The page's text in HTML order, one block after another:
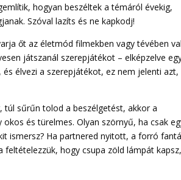
hogyan beszéltek a témáról évekig,
Szóval lazíts és ne kapkodj!
őt az életmód filmekben vagy tévében
játszanál szerepjátékot – elképzelve
élvezi a szerepjátékot, ez nem jelenti azt,
túl sűrűn tolod a beszélgetést, akkor a
és türelmes. Olyan szörnyű, ha csak
ismersz? Ha partnered nyitott, a forró
feltételezzük, hogy csupa zöld lámpát kapsz,